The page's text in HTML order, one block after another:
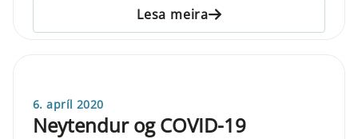
Lesa meira
6. apríl 2020
Neytendur og COVID-19